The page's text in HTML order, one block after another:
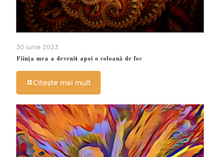
30 iunie 2023
Ființa mea a devenit apoi o coloană de foc
Citește mai mult